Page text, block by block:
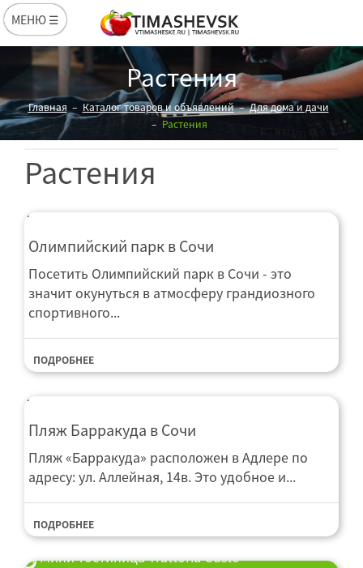
МЕНЮ ☰
Растения
Главная Каталог товаров и объявлений
Для дома и дачи
Растения
Растения
Олимпийский парк в Сочи
Посетить Олимпийский парк в Сочи - это
значит окунуться в атмосферу грандиозного
спортивного...
ПОДРОБНЕЕ
Пляж Барракуда в Сочи
Пляж «Барракуда» расположен в Адлере по
адресу: ул. Аллейная, 14в. Это удобное и...
ПОДРОБНЕЕ
Мини-гостиница Trattoria Gusto